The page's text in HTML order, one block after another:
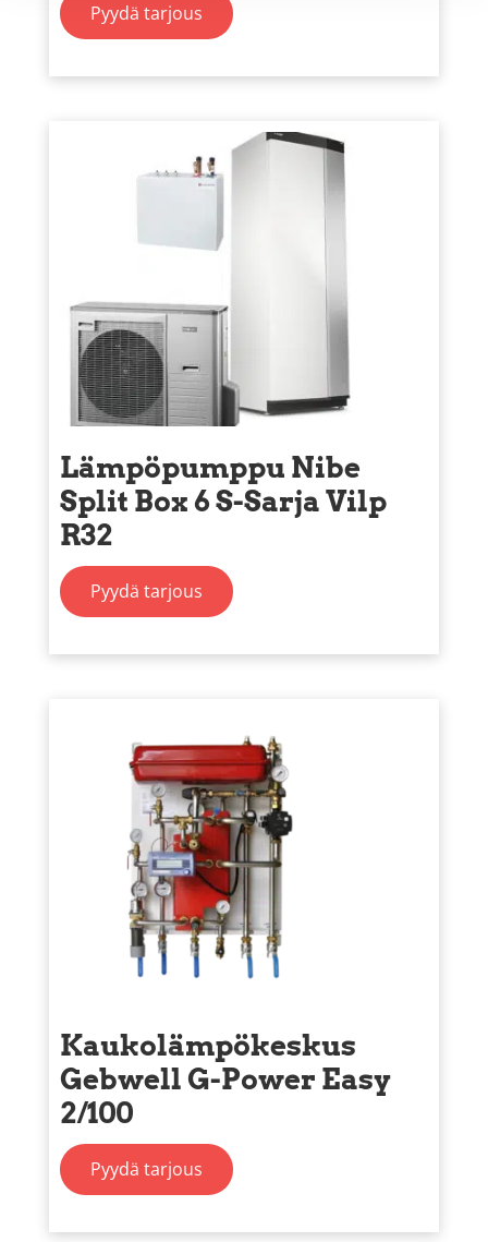
Pyydä tarjous
Lämpöpumppu Nibe
Split Box 6 S-Sarja Vilp
R32
Pyydä tarjous
Kaukolämpökeskus
Gebwell G-Power Easy
2/100
Pyydä tarjous